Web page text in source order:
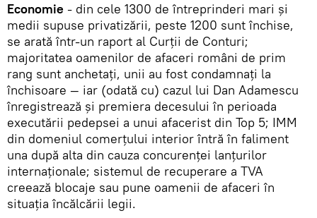
Economie - din cele 1300 de întreprinderi mari şi
medii supuse privatizării, peste 1200 sunt închise,
se arată într-un raport al Curţii de Conturi;
majoritatea oamenilor de afaceri români de prim
rang sunt anchetaţi, unii au fost condamnaţi la
închisoare — iar (odată cu) cazul lui Dan Adamescu
înregistrează şi premiera decesului în perioada
executării pedepsei a unui afacerist din Top 5; IMM
din domeniul comerţului interior întră în faliment
una după alta din cauza concurenţei lanţurilor
internaţionale; sistemul de recuperare a TVA
creează blocaje sau pune oamenii de afaceri în
situaţia încălcării legii.